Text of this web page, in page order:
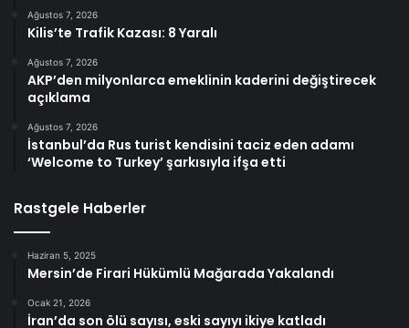
Ağustos 7, 2026
Kilis’te Trafik Kazası: 8 Yaralı
Ağustos 7, 2026
AKP’den milyonlarca emeklinin kaderini değiştirecek
açıklama
Ağustos 7, 2026
İstanbul’da Rus turist kendisini taciz eden adamı
‘Welcome to Turkey’ şarkısıyla ifşa etti
Rastgele Haberler
Haziran 5, 2025
Mersin’de Firari Hükümlü Mağarada Yakalandı
Ocak 21, 2026
İran’da son ölü sayısı, eski sayıyı ikiye katladı